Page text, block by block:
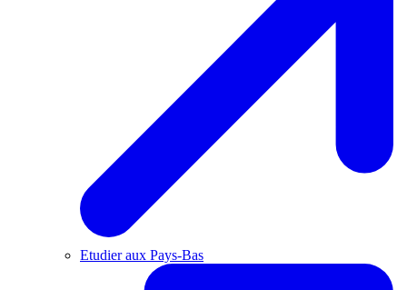
Etudier aux Pays-Bas